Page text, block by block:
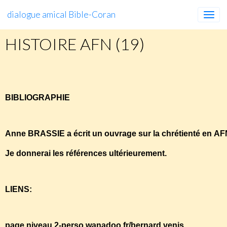
dialogue amical Bible-Coran
HISTOIRE AFN (19)
BIBLIOGRAPHIE
Anne BRASSIE a écrit un ouvrage sur la chrétienté en
Je donnerai les références ultérieurement.
LIENS:
page niveau 2-perso.wanadoo.fr/bernard.venis